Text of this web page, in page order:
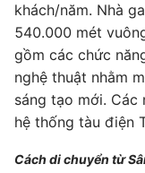
khách/năm. Nhà
540.000 mét
gồm các chức
nghệ thuật nhằm
sáng tạo mới. Các
hệ thống tàu điện
Cách di chuyển từ